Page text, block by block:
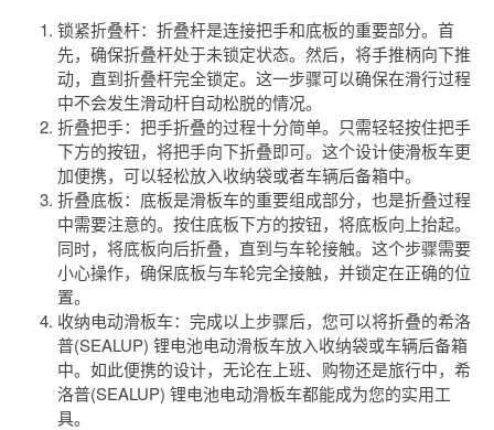
锁紧折叠杆：折叠杆是连接把手和底板的重要部分。首
先，确保折叠杆处于未锁定状态。然后，将手推柄向下推
动，直到折叠杆完全锁定。这一步骤可以确保在滑行过程
中不会发生滑动杆自动松脱的情况。
折叠把手：把手折叠的过程十分简单。只需轻轻按住把手
下方的按钮，将把手向下折叠即可。这个设计使滑板车更
加便携，可以轻松放入收纳袋或者车辆后备箱中。
折叠底板：底板是滑板车的重要组成部分，也是折叠过程
中需要注意的。按住底板下方的按钮，将底板向上抬起。
同时，将底板向后折叠，直到与车轮接触。这个步骤需要
小心操作，确保底板与车轮完全接触，并锁定在正确的位
置。
收纳电动滑板车：完成以上步骤后，您可以将折叠的希洛
普(SEALUP) 锂电池电动滑板车放入收纳袋或车辆后备箱
中。如此便携的设计，无论在上班、购物还是旅行中，希
洛普(SEALUP) 锂电池电动滑板车都能成为您的实用工
具。